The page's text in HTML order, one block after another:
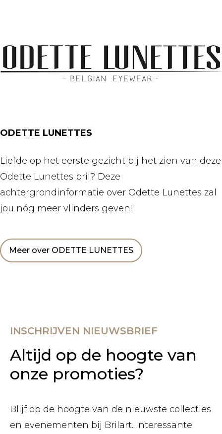
ODETTE LUNETTES
Liefde op het eerste gezicht bij het zien van deze
Odette Lunettes bril? Deze
achtergrondinformatie over Odette Lunettes zal
jou nóg meer vlinders geven!
Meer over ODETTE LUNETTES
INSCHRIJVEN NIEUWSBRIEF
Altijd op de hoogte van
onze promoties?
Blijf op de hoogte van de nieuwste collecties
en evenementen bij Brilart. Interessante